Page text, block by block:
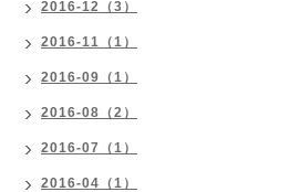
2016-12（3）
2016-11（1）
2016-09（1）
2016-08（2）
2016-07（1）
2016-04（1）